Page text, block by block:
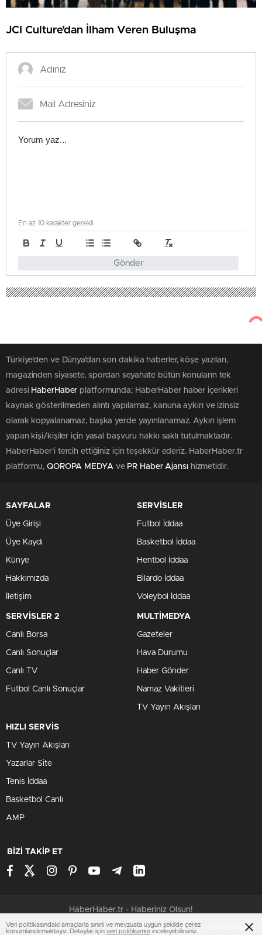
JCI Culture’dan İlham Veren Buluşma
Gönder
En az 10 karakter gerekli
Türkiye'den ve Dünya’dan son dakika haberler, köşe yazıları,
magazinden siyasete, spordan seyahate bütün konuların tek
adresi HaberHaber platformunda; HaberHaber haber içerikleri
kaynak gösterilmeden alıntı yapılamaz, kanuna aykırı ve izinsiz
olarak kopyalanamaz, başka yerde yayınlanamaz. Aykırı işlem
yapan kişi/kişiler için yasal başvuru hakkı saklı tutulmaktadır.
HaberHaber'i tercih ettiğiniz için teşekkür ederiz. HaberHaber.tr
platformu, QOROPA MEDYAve PR Haber Ajansıhizmetidir.
SAYFALAR
Üye Girişi
Üye Kaydı
Künye
Hakkımızda
İletişim
SERVİSLER
Futbol İddaa
Basketbol İddaa
Hentbol İddaa
Bilardo İddaa
Voleybol İddaa
SERVİSLER 2
Canlı Borsa
Canlı Sonuçlar
Canlı TV
Futbol Canlı Sonuçlar
MULTİMEDYA
Gazeteler
Hava Durumu
Haber Gönder
Namaz Vakitleri
TV Yayın Akışları
HIZLI SERVİS
TV Yayın Akışları
Yazarlar Site
Tenis İddaa
Basketbol Canlı
AMP
BİZİ TAKİP ET
HaberHaber.tr - Haberiniz Olsun!
Çerezler ile ilgili bilgi içinÇerez Politikamızıziyaret edebilirsiniz.
Veri politikasındaki amaçlarla sınırlı ve mevzuata uygun şekilde çerez
konumlandırmaktayız. Detaylar için veri politikamızı inceleyebilirsiniz.